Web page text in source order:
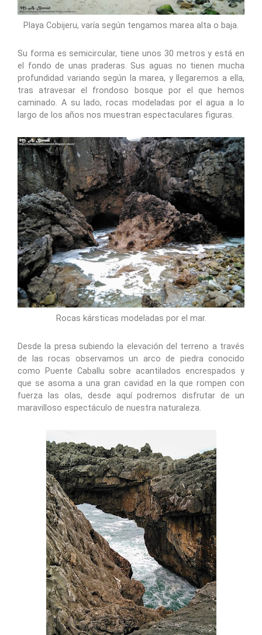
Playa Cobijeru, varía según tengamos marea alta o baja.
Su forma es semicircular, tiene unos 30 metros y está en
el fondo de unas praderas. Sus aguas no tienen mucha
profundidad variando según la marea, y llegaremos a ella,
tras atravesar el frondoso bosque por el que hemos
caminado. A su lado, rocas modeladas por el agua a lo
largo de los años nos muestran espectaculares figuras.
Rocas kársticas modeladas por el mar.
Desde la presa subiendo la elevación del terreno a través
de las rocas observamos un arco de piedra conocido
como Puente Caballu sobre acantilados encrespados y
que se asoma a una gran cavidad en la que rompen con
fuerza las olas, desde aquí podremos disfrutar de un
maravilloso espectáculo de nuestra naturaleza.